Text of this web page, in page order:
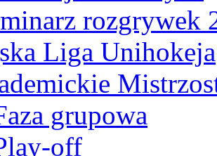
rozgrywek
Liga Unihokeja
grupowa
off